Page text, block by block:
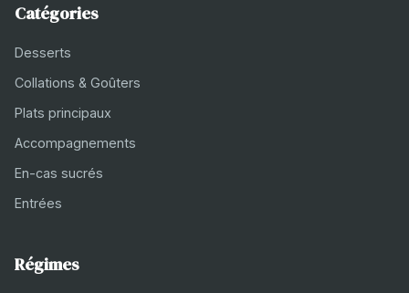
Catégories
Desserts
Collations & Goûters
Plats principaux
Accompagnements
En-cas sucrés
Entrées
Régimes